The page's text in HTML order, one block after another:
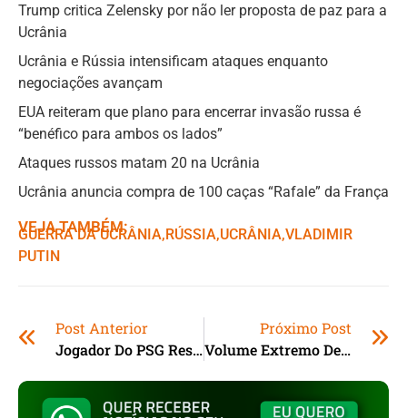
Trump critica Zelensky por não ler proposta de paz para a
Ucrânia
Ucrânia e Rússia intensificam ataques enquanto
negociações avançam
EUA reiteram que plano para encerrar invasão russa é
“benéfico para ambos os lados”
Ataques russos matam 20 na Ucrânia
Ucrânia anuncia compra de 100 caças “Rafale” da França
VEJA TAMBÉM:
GUERRA DA UCRÂNIA,ㅤRÚSSIA,ㅤUCRÂNIA,ㅤVLADIMIR
PUTIN
Post Anterior
Jogador Do PSG Responde Acusação De Estupro Na França
Próximo Post
Volume Extremo De Chuva Deixa Vítimas E Destruição Na Região Da Mata Mineira